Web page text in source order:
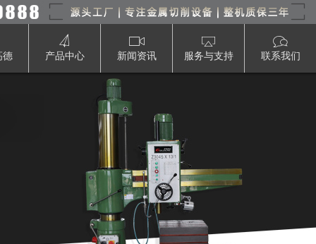
德 产品中心 新闻资讯 服务与支持 联系我们